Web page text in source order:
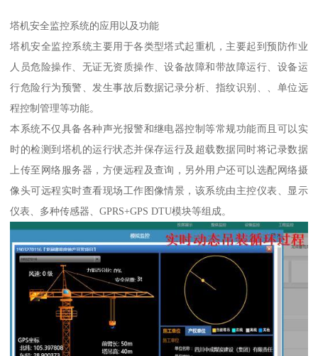
塔机安全监控系统的应用以及功能
塔机安全监控系统主要用于各类型塔式起重机，主要起到预防作业
人员危险操作、无证无资质操作、设备故障和带故障运行、设备运
行危险行为预警、发生事故后数据记录分析、指纹识别、、单位远
程控制管理等功能。
本系统不仅具备各种声光报警和继电器控制等常规功能而且可以实
时的检测到塔机的运行状态并保存运行及超载数据同时将记录数据
上传至网络服务器，方便远程及查询，另外用户还可以选配网络摄
像头可远程实时查看现场工作图像情景，该系统由主控仪表、显示
仪表、多种传感器、GPRS+GPS DTU模块等组成。